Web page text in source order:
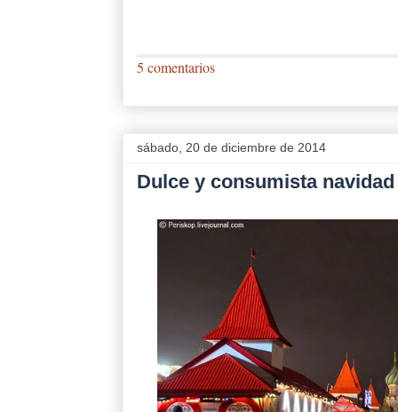
5 comentarios
sábado, 20 de diciembre de 2014
Dulce y consumista navidad